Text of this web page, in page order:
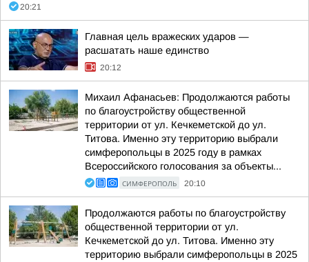
20:21
Главная цель вражеских ударов —
расшатать наше единство
20:12
Михаил Афанасьев: Продолжаются работы
по благоустройству общественной
территории от ул. Кечкеметской до ул.
Титова. Именно эту территорию выбрали
симферопольцы в 2025 году в рамках
Всероссийского голосования за объекты...
СИМФЕРОПОЛЬ 20:10
Продолжаются работы по благоустройству
общественной территории от ул.
Кечкеметской до ул. Титова. Именно эту
территорию выбрали симферопольцы в 2025